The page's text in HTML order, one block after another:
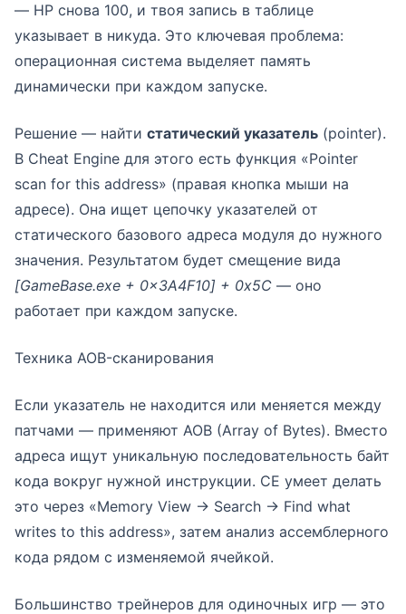
— HP снова 100, и твоя запись в таблице
указывает в никуда. Это ключевая проблема:
операционная система выделяет память
динамически при каждом запуске.
Решение — найти статический указатель (pointer).
В Cheat Engine для этого есть функция «Pointer
scan for this address» (правая кнопка мыши на
адресе). Она ищет цепочку указателей от
статического базового адреса модуля до нужного
значения. Результатом будет смещение вида
[GameBase.exe + 0x3A4F10] + 0x5C — оно
работает при каждом запуске.
Техника AOB-сканирования
Если указатель не находится или меняется между
патчами — применяют AOB (Array of Bytes). Вместо
адреса ищут уникальную последовательность байт
кода вокруг нужной инструкции. CE умеет делать
это через «Memory View → Search → Find what
writes to this address», затем анализ ассемблерного
кода рядом с изменяемой ячейкой.
Большинство трейнеров для одиночных игр — это